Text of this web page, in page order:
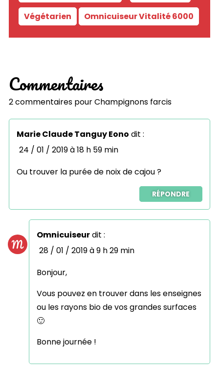
Végétarien Omnicuiseur Vitalité 6000
Commentaires
2 commentaires pourChampignons farcis
Marie Claude Tanguy Eono dit :
24 / 01 / 2019 à 18 h 59 min
Ou trouver la purée de noix de cajou ?
RÉPONDRE
Omnicuiseurdit :
28 / 01 / 2019 à 9 h 29 min
Bonjour,
Vous pouvez en trouver dans les enseignes
ou les rayons bio de vos grandes surfaces
🙂
Bonne journée !